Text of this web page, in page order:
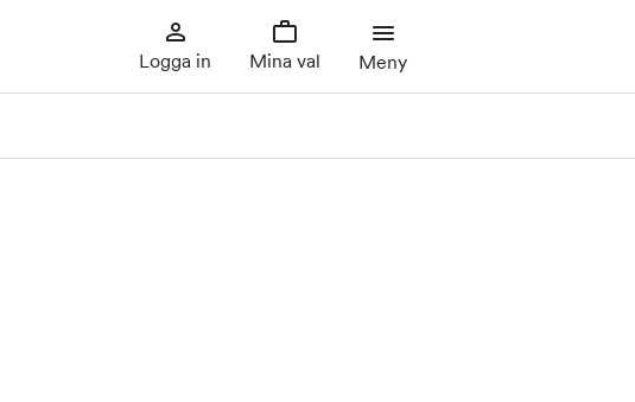
Logga in Mina val Meny